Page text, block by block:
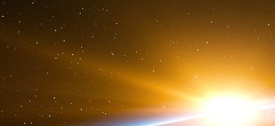
journalistes. Il s’emploie désormais à
pris une confortable avance dans les
« kayyum », par laquelle le ministère de
les maires kurdes peu après leur élection aux
Les Européens sont profondément mal à
souvent, mais sur le plan diplomatique, ils
transactionnelle axée sur les liens de sécurité
pouvoir qu’il exerce, renforcé par la